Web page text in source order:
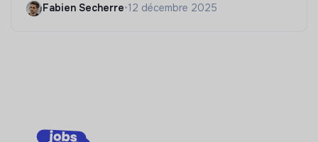
Fabien Secherre•12 décembre 2025